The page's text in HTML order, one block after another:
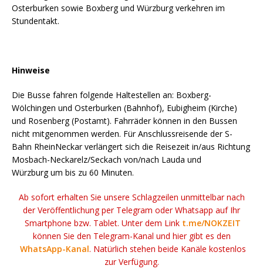
Osterburken sowie Boxberg und Würzburg verkehren im
Stundentakt.
Hinweise
Die Busse fahren folgende Haltestellen an: Boxberg-
Wölchingen und Osterburken (Bahnhof), Eubigheim (Kirche)
und Rosenberg (Postamt). Fahrräder können in den Bussen
nicht mitgenommen werden. Für Anschlussreisende der S-
Bahn RheinNeckar verlängert sich die Reisezeit in/aus Richtung
Mosbach-Neckarelz/Seckach von/nach Lauda und
Würzburg um bis zu 60 Minuten.
Ab sofort erhalten Sie unsere Schlagzeilen unmittelbar nach
der Veröffentlichung per Telegram oder Whatsapp auf Ihr
Smartphone bzw. Tablet. Unter dem Link t.me/NOKZEIT
können Sie den Telegram-Kanal und hier gibt es den
WhatsApp-Kanal. Natürlich stehen beide Kanäle kostenlos
zur Verfügung.